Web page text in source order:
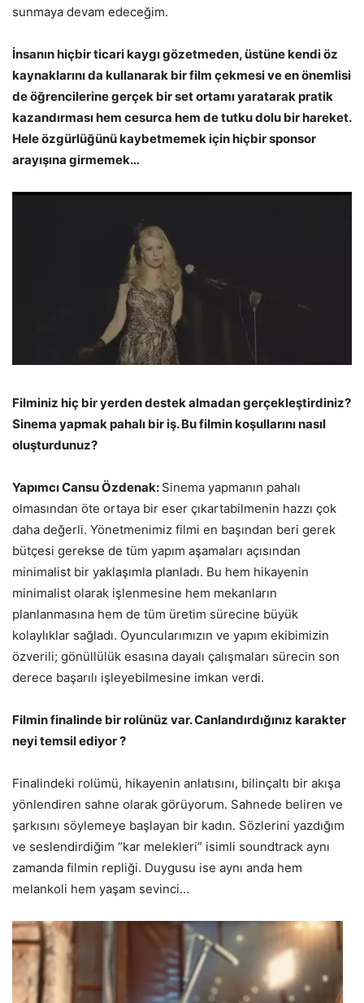
sunmaya devam edeceğim.
İnsanın hiçbir ticari kaygı gözetmeden, üstüne kendi öz
kaynaklarını da kullanarak bir film çekmesi ve en önemlisi
de öğrencilerine gerçek bir set ortamı yaratarak pratik
kazandırması hem cesurca hem de tutku dolu bir hareket.
Hele özgürlüğünü kaybetmemek için hiçbir sponsor
arayışına girmemek…
Filminiz hiç bir yerden destek almadan gerçekleştirdiniz?
Sinema yapmak pahalı bir iş. Bu filmin koşullarını nasıl
oluşturdunuz?
Yapımcı Cansu Özdenak: Sinema yapmanın pahalı
olmasından öte ortaya bir eser çıkartabilmenin hazzı çok
daha değerli. Yönetmenimiz filmi en başından beri gerek
bütçesi gerekse de tüm yapım aşamaları açısından
minimalist bir yaklaşımla planladı. Bu hem hikayenin
minimalist olarak işlenmesine hem mekanların
planlanmasına hem de tüm üretim sürecine büyük
kolaylıklar sağladı. Oyuncularımızın ve yapım ekibimizin
özverili; gönüllülük esasına dayalı çalışmaları sürecin son
derece başarılı işleyebilmesine imkan verdi.
Filmin finalinde bir rolünüz var. Canlandırdığınız karakter
neyi temsil ediyor ?
Finalindeki rolümü, hikayenin anlatısını, bilinçaltı bir akışa
yönlendiren sahne olarak görüyorum. Sahnede beliren ve
şarkısını söylemeye başlayan bir kadın. Sözlerini yazdığım
ve seslendirdiğim “kar melekleri” isimli soundtrack aynı
zamanda filmin repliği. Duygusu ise aynı anda hem
melankoli hem yaşam sevinci…